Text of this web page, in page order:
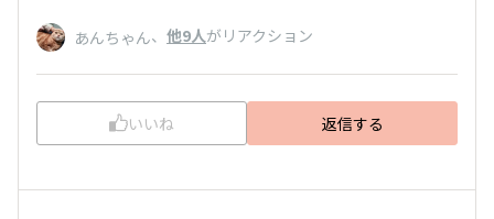
あんちゃん、 他9人がリアクション
いいね 返信する